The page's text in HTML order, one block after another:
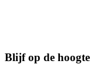
Blijf op de hoogte